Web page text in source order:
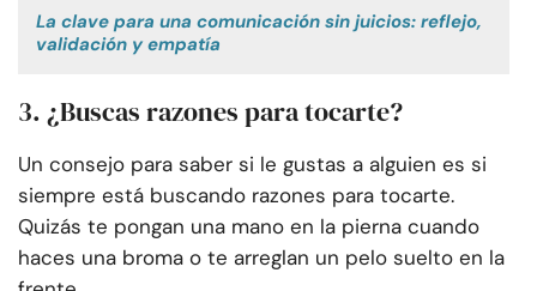
La clave para una comunicación sin juicios: reflejo,
validación y empatía
3. ¿Buscas razones para tocarte?
Un consejo para saber si le gustas a alguien es si
siempre está buscando razones para tocarte.
Quizás te pongan una mano en la pierna cuando
haces una broma o te arreglan un pelo suelto en la